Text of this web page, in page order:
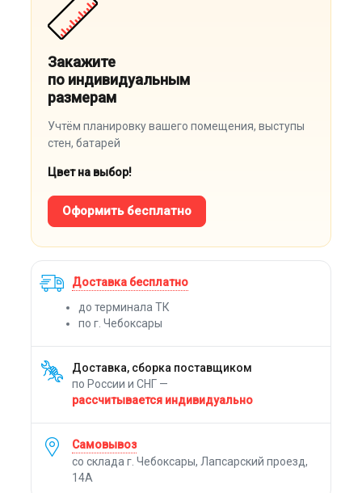
Закажите
по индивидуальным
размерам
Учтём планировку вашего помещения, выступы
стен, батарей
Цвет на выбор!
Оформить бесплатно
Доставка бесплатно
до терминала ТК
по г. Чебоксары
Доставка, сборка поставщиком
по России и СНГ —
рассчитывается индивидуально
Самовывоз
со склада г. Чебоксары, Лапсарский проезд,
14А